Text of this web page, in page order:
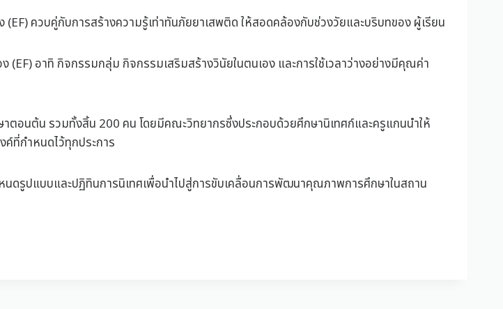
ควบคู่กับการสร้างความรู้เท่าทันภัยยาเสพติด ให้สอดคล้องกับช่วงวัยและบริบทของ ผู้เรียน
อาทิ กิจกรรมกลุ่ม กิจกรรมเสริมสร้างวินัยในตนเอง และการใช้เวลาว่างอย่างมีคุณค่า
ตอนต้น รวมทั้งสิ้น 200 คน โดยมีคณะวิทยากรซึ่งประกอบด้วยศึกษานิเทศก์และครูแกนนำให้
ที่กำหนดไว้ทุกประการ
ดรูปแบบและปฏิทินการนิเทศเพื่อนำไปสู่การขับเคลื่อนการพัฒนาคุณภาพการศึกษาในสถาน